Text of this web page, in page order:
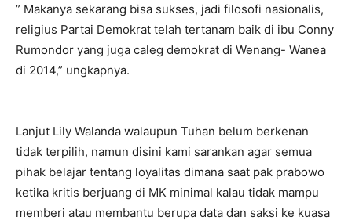
” Makanya sekarang bisa sukses, jadi filosofi nasionalis,
religius Partai Demokrat telah tertanam baik di ibu Conny
Rumondor yang juga caleg demokrat di Wenang- Wanea
di 2014,” ungkapnya.
Lanjut Lily Walanda walaupun Tuhan belum berkenan
tidak terpilih, namun disini kami sarankan agar semua
pihak belajar tentang loyalitas dimana saat pak prabowo
ketika kritis berjuang di MK minimal kalau tidak mampu
memberi atau membantu berupa data dan saksi ke kuasa